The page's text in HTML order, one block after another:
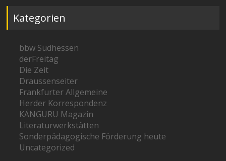
Kategorien
bbw Südhessen
derFreitag
Die Zeit
Draussenseiter
Frankfurter Allgemeine
Herder Korrespondenz
KÄNGURU Magazin
Literaturwerkstätten
Sonderpädagogische Förderung heute
Uncategorized